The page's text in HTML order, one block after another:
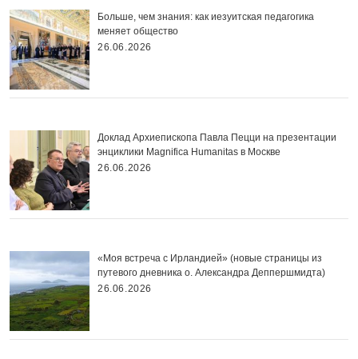
Больше, чем знания: как иезуитская педагогика
меняет общество
26.06.2026
Доклад Архиепископа Павла Пецци на презентации
энциклики Magnifica Нumanitas в Москве
26.06.2026
«Моя встреча с Ирландией» (новые страницы из
путевого дневника о. Александра Деппершмидта)
26.06.2026